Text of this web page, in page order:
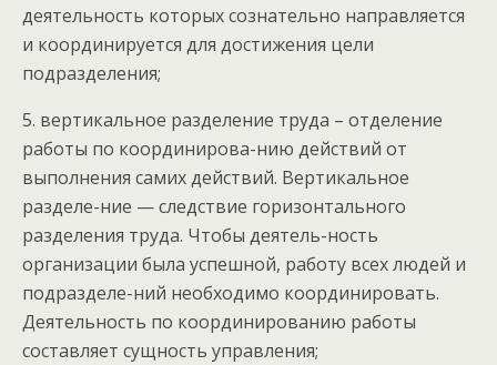
деятельность которых сознательно направляется
и координируется для достижения цели
подразделения;
5. вертикальное разделение труда – отделение
работы по координирова-нию действий от
выполнения самих действий. Вертикальное
разделе-ние — следствие горизонтального
разделения труда. Чтобы деятель-ность
организации была успешной, работу всех людей и
подразделе-ний необходимо координировать.
Деятельность по координированию работы
составляет сущность управления;